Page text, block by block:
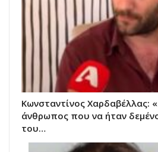
Κωνσταντίνος Χαρδαβέλλας:
άνθρωπος που να ήταν
του…